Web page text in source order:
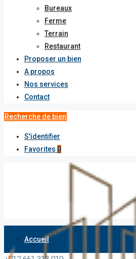
Bureaux
Ferme
Terrain
Restaurant
Proposer un bien
A propos
Nos services
Contact
Recherche de bien
S'identifier
Favorites 0
Accueil